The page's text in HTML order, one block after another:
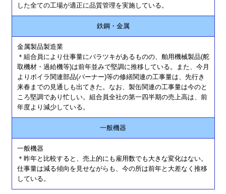
した全ての工場が適正に品質管理を実施している。
鉄鋼・金属
金属製品製造業
＊組合員により仕事量にバラツキがあるものの、舶用機械製品(舵
取機材・過給機等)は前年並みで堅調に推移している。また、今月
よりボイラ関連部品(バーナー)等の修繕関連の工事量は、先行き
来春までの見通しも出てきた。なお、製缶関連の工事量は今のと
ころ堅調であり忙しい。組合員全社の第一四半期の売上高は、前
年度より減少している。
一般機器
一般機器
＊昨年と比較すると、売上的にも雇用数でも大きな変化はない。
仕事量は減る傾向を見せながらも、今の所は前年と大差なく推移
している。